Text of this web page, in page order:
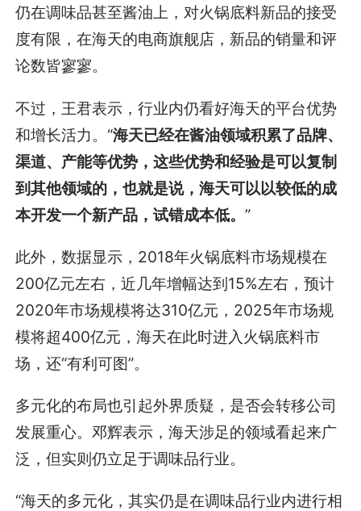
仍在调味品甚至酱油上，对火锅底料新品的接受
度有限，在海天的电商旗舰店，新品的销量和评
论数皆寥寥。
不过，王君表示，行业内仍看好海天的平台优势
和增长活力。“海天已经在酱油领域积累了品牌、
渠道、产能等优势，这些优势和经验是可以复制
到其他领域的，也就是说，海天可以以较低的成
本开发一个新产品，试错成本低。”
此外，数据显示，2018年火锅底料市场规模在
200亿元左右，近几年增幅达到15%左右，预计
2020年市场规模将达310亿元，2025年市场规
模将超400亿元，海天在此时进入火锅底料市
场，还“有利可图”。
多元化的布局也引起外界质疑，是否会转移公司
发展重心。邓辉表示，海天涉足的领域看起来广
泛，但实则仍立足于调味品行业。
“海天的多元化，其实仍是在调味品行业内进行相